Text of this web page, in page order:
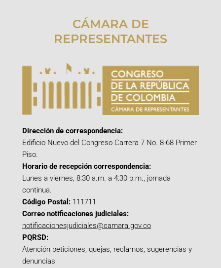
CÁMARA DE
REPRESENTANTES
Dirección de correspondencia:
Edificio Nuevo del Congreso Carrera 7 No. 8-68 Primer
Piso.
Horario de recepción correspondencia:
Lunes a viernes, 8:30 a.m. a 4:30 p.m., jornada
continua.
Código Postal: 111711
Correo notificaciones judiciales:
notificacionesjudiciales@camara.gov.co
PQRSD:
Atención peticiones, quejas, reclamos, sugerencias y
denuncias